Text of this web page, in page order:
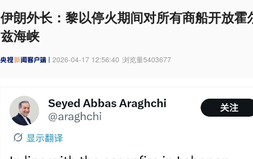
伊朗外长：黎以停火期间对所有商船开放霍
兹海峡
2026-04-17 12:56:40 浏览量5403677